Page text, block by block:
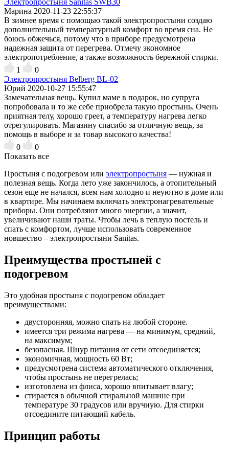
Марина 2020-11-23 22:55:37
В зимнее время с помощью такой электропростыни создаю
дополнительный температурный комфорт во время сна. Не
боюсь обжечься, потому что в приборе предусмотрена
надежная защита от перегрева. Отмечу экономное
электропотребление, а также возможность бережной стирки.
1
0
Электропростыня Belberg BL-02
Юрий 2020-10-27 15:55:47
Замечательная вещь. Купил маме в подарок, но супруга
попробовала и то же себе приобрела такую простынь. Очень
приятная телу, хорошо греет, а температуру нагрева легко
отрегулировать. Магазину спасибо за отличную вещь, за
помощь в выборе и за товар высокого качества!
0
0
Показать все
Простыня с подогревом или электропростыня — нужная и
полезная вещь. Когда лето уже закончилось, а отопительный
сезон еще не начался, всем нам холодно и неуютно в доме или
в квартире. Мы начинаем включать электронагревательные
приборы. Они потребляют много энергии, а значит,
увеличивают наши траты. Чтобы лечь в теплую постель и
спать с комфортом, лучше использовать современное
новшество – электропростыни Sanitas.
Преимущества простыней с
подогревом
Это удобная простыня с подогревом обладает
преимуществами:
двусторонняя, можно спать на любой стороне.
имеется три режима нагрева — на минимум, средний,
на максимум;
безопасная. Шнур питания от сети отсоединяется;
экономичная, мощность 60 Вт;
предусмотрена система автоматического отключения,
чтобы простынь не перегрелась;
изготовлена из флиса, хорошо впитывает влагу;
стирается в обычной стиральной машине при
температуре 30 градусов или вручную. Для стирки
отсоедините питающий кабель.
Принцип работы